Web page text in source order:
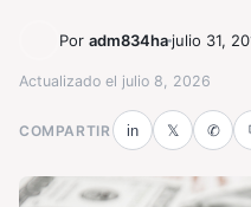
Por adm834ha julio 31,
Actualizado el julio 8, 2026
COMPARTIR in 𝕏 ✆